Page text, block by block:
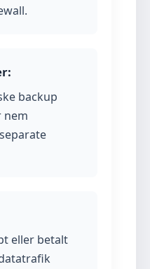
backup
nem
eller betalt